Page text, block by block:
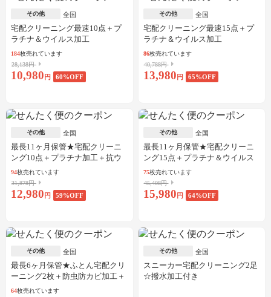
その他 全国
宅配クリーニング最速10点＋プ
ラチナ＆ウイルス加工
184枚売れています
28,138円
10,980 円 60%OFF
その他 全国
宅配クリーニング最速15点＋プ
ラチナ＆ウイルス加工
86枚売れています
40,788円
13,980 円 65%OFF
その他 全国
最長11ヶ月保管★宅配クリーニ
ング10点＋プラチナ加工＋抗ウ
イルス加工
94枚売れています
31,878円
12,980 円 59%OFF
その他 全国
最長11ヶ月保管★宅配クリーニ
ング15点＋プラチナ＆ウイルス
加工
75枚売れています
45,408円
15,980 円 64%OFF
その他 全国
最長6ヶ月保管★ふとん宅配クリ
ーニング2枚＋防虫防カビ加工＋
しみ抜き
64枚売れています
その他 全国
スニーカー宅配クリーニング2足
☆撥水加工付き